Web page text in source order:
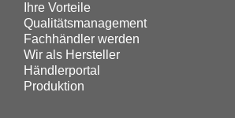
Ihre Vorteile
Qualitätsmanagement
Fachhändler werden
Wir als Hersteller
Händlerportal
Produktion